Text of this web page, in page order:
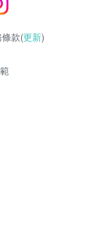
款(更新)